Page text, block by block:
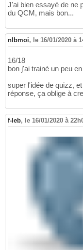
J'ai bien essayé de ne
du QCM, mais bon...
nlbmoi, le 16/01/2020 à
16/18
bon j'ai trainé un peu
super l'idée de quizz,
réponse, ça oblige à
f-leb, le 16/01/2020 à